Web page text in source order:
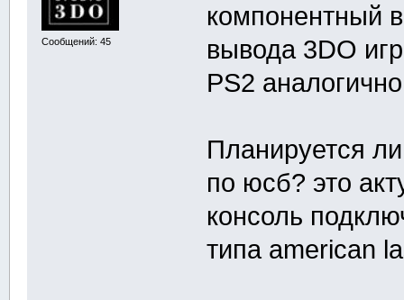
Сообщений: 45
компонентный
вывода 3DO
PS2
Планируется
по юсб? это
консоль
типа american